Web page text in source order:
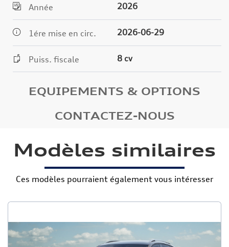
Année 2026
1ére mise en circ. 2026-06-29
Puiss. fiscale 8 cv
EQUIPEMENTS & OPTIONS
CONTACTEZ-NOUS
Modèles similaires
Ces modèles pourraient également vous intéresser